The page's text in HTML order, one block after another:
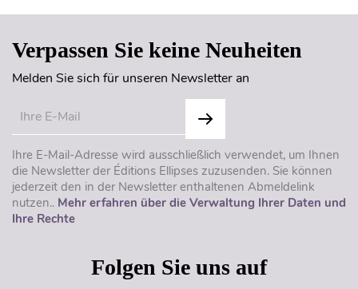
Verpassen Sie keine Neuheiten
Melden Sie sich für unseren Newsletter an
Ihre E-Mail-Adresse wird ausschließlich verwendet, um Ihnen
die Newsletter der Éditions Ellipses zuzusenden. Sie können
jederzeit den in der Newsletter enthaltenen Abmeldelink
nutzen.. Mehr erfahren über die Verwaltung Ihrer Daten und
Ihre Rechte
Folgen Sie uns auf